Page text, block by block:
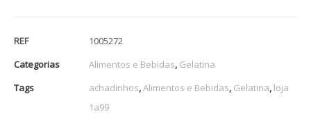
REF
1005272
Categorias
Alimentos e Bebidas, Gelatina
Tags
achadinhos,Alimentos e Bebidas, Gelatina, loja
1a99